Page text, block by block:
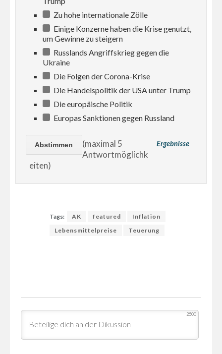
Zu hohe internationale Zölle
Einige Konzerne haben die Krise genutzt,
um Gewinne zu steigern
Russlands Angriffskrieg gegen die
Ukraine
Die Folgen der Corona-Krise
Die Handelspolitik der USA unter Trump
Die europäische Politik
Europas Sanktionen gegen Russland
Ergebnisse
(maximal 5
Antwortmöglichk
eiten)
Tags: AK featured
Inflation
Lebensmittelpreise
Teuerung
2500